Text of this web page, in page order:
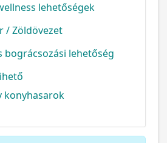
lehetőségek
/ Zöldövezet
bográcsozási lehetőség
konyhasarok